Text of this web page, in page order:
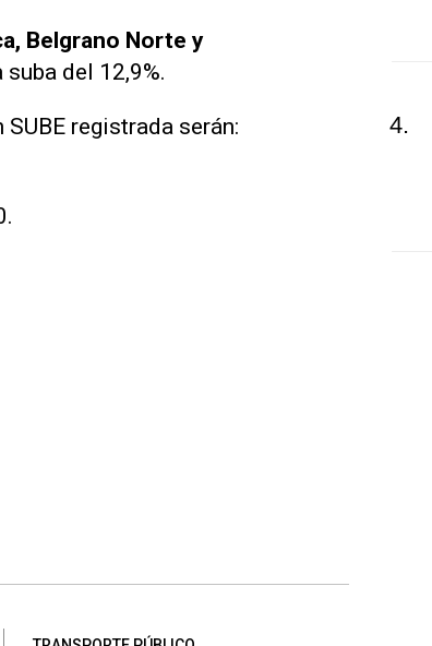
Belgrano Norte y
del 12,9%.
registrada serán: 4.